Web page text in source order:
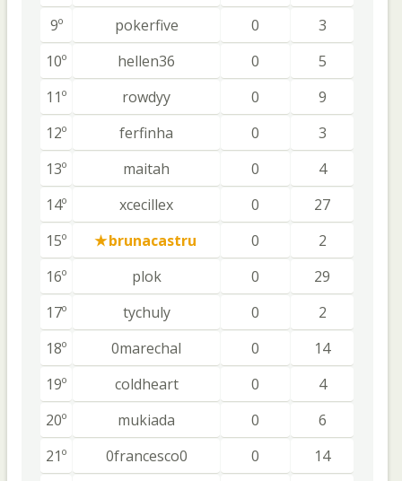
9º
pokerfive 0
3
10º
hellen36 0
5
11º
rowdyy 0
9
12º
ferfinha 0
3
13º
maitah 0
4
14º
xcecillex 0
27
15º
brunacastru 0
2
16º
plok 0
29
17º
tychuly 0
2
18º
0marechal 0
14
19º
coldheart 0
4
20º
mukiada 0
6
21º
0francesco0 0
14